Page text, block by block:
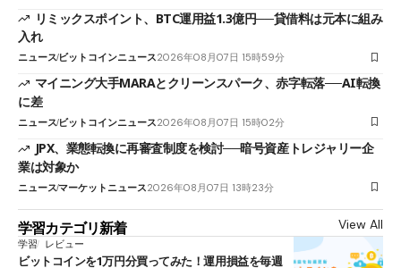
リミックスポイント、BTC運用益1.3億円──貸借料は元本に組み
入れ
ニュースビットコインニュース2026年08月07日 15時59分
マイニング大手MARAとクリーンスパーク、赤字転落──AI転換
に差
ニュースビットコインニュース2026年08月07日 15時02分
JPX、業態転換に再審査制度を検討──暗号資産トレジャリー企
業は対象か
ニュースマーケットニュース2026年08月07日 13時23分
学習カテゴリ新着 View All
学習 レビュー
ビットコインを1万円分買ってみた！運用損益を毎週